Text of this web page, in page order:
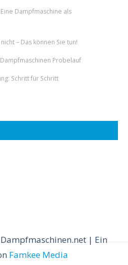
Dampfmaschine als
– Das können Sie tun!
Probelauf
Schritt für Schritt
| Ein
Famkee Media